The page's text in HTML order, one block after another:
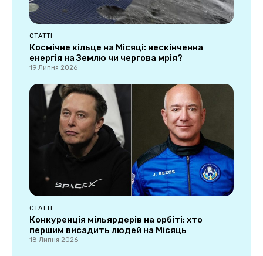
СТАТТІ
Космічне кільце на Місяці: нескінченна
енергія на Землю чи чергова мрія?
19 Липня 2026
СТАТТІ
Конкуренція мільярдерів на орбіті: хто
першим висадить людей на Місяць
18 Липня 2026